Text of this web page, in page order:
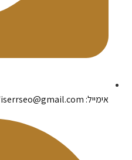
אימייל: Wiserrseo@gmail.com